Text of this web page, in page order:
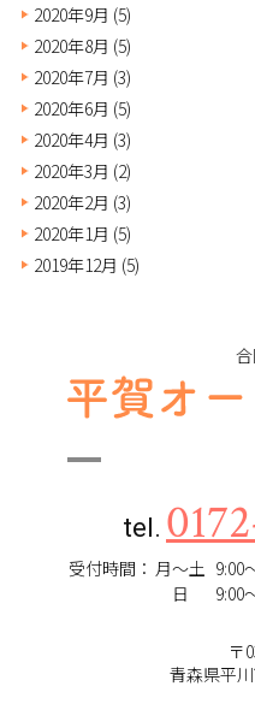
2020年9月 (5)
2020年8月 (5)
2020年7月 (3)
2020年6月 (5)
2020年4月 (3)
2020年3月 (2)
2020年2月 (3)
2020年1月 (5)
2019年12月 (5)
tel.
受付時間： 月～土 9:00
日
9:00
〒
青森県平